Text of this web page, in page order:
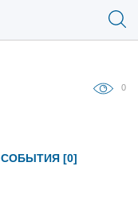
0
СОБЫТИЯ [0]